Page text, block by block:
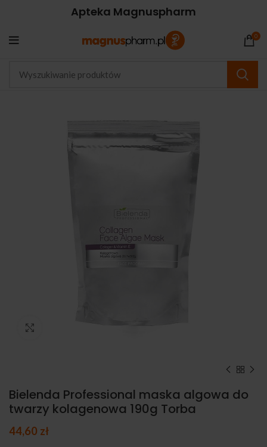
Apteka Magnuspharm
0
Bielenda Professional maska algowa do
twarzy kolagenowa 190g Torba
44,60 zł